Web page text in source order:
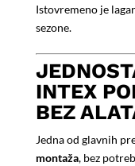
Istovremeno je
sezone.
INTEX
BEZ
Jedna od glavnih
montaža, bez